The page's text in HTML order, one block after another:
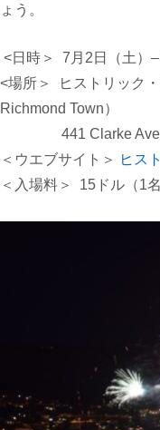
ょう。
<日時＞ 7 月2日（土）
<場所＞ ヒストリック
Richmond Town）
441 Clarke
＜ウエブサイト＞
ヒス
＜入場料＞
15 ドル（1名